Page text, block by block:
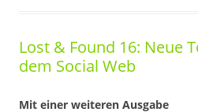
Lost & Found 16: Neue
dem Social Web
Mit einer weiteren Ausgabe